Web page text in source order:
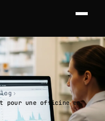
›
pour une officine en